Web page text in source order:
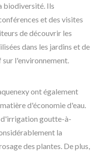
biodiversité. Ils
et des visites
de découvrir les
dans les jardins et de
l'environnement.
ont également
d'économie d'eau.
d'irrigation goutte-à-
la
des plantes. De plus,